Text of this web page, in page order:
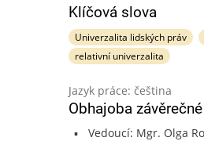
Klíčová slova
Univerzalita lidských práv
relativní univerzalita
Jazyk práce: čeština
Obhajoba
Vedoucí: Mgr. Olga